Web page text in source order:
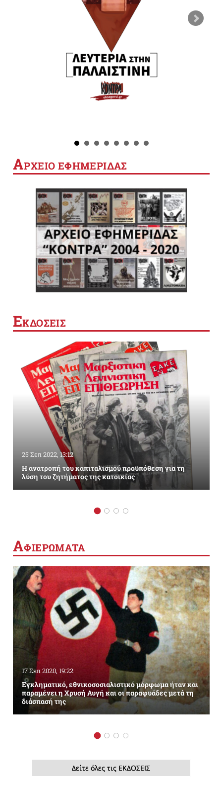
ΑΡΧΕΙΟ ΕΦΗΜΕΡΙΔΑΣ
ΕΚΔΟΣΕΙΣ
25 Σεπ 2022, 13:12
Η ανατροπή του καπιταλισμού προϋπόθεση για τη
λύση του ζητήματος της κατοικίας
ΑΦΙΕΡΩΜΑΤΑ
17 Σεπ 2020, 19:22
Εγκληματικό, εθνικοσοσιαλιστικό μόρφωμα ήταν και
παραμένει η Χρυσή Αυγή και οι παραφυάδες μετά τη
διάσπασή της
Δείτε όλες τις ΕΚΔΟΣΕΙΣ